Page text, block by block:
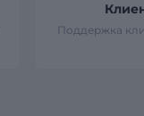
Поддержка